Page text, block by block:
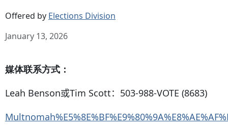
Offered by Elections Division
January 13, 2026
媒体联系方式：
Leah Benson或Tim Scott： 503-988-VOTE (8683)